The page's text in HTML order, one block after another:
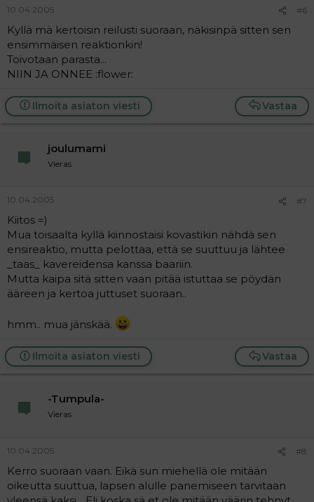
10.04.2005 #6
Kyllä mä kertoisin reilusti suoraan, näkisinpä sitten sen
ensimmäisen reaktionkin!
Toivotaan parasta...
NIIN JA ONNEE :flower:
Vastaa
Ilmoita asiaton viesti
joulumami
Vieras
10.04.2005 #7
Kiitos =)
Mua toisaalta kyllä kiinnostaisi kovastikin nähdä sen
ensireaktio, mutta pelottaa, että se suuttuu ja lähtee
_taas_ kavereidensa kanssa baariin.
Mutta kaipa sitä sitten vaan pitää istuttaa se pöydän
ääreen ja kertoa juttuset suoraan..
hmm.. mua jänskää.
Vastaa
Ilmoita asiaton viesti
-Tumpula-
Vieras
10.04.2005 #8
Kerro suoraan vaan. Eikä sun miehellä ole mitään
oikeutta suuttua, lapsen alulle panemiseen tarvitaan